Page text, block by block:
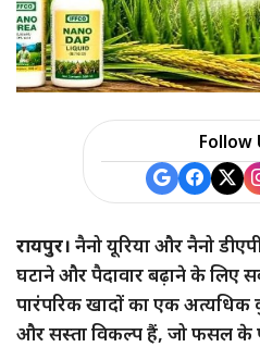
Follow
रायपुर। नैनो यूरिया और नैनो
घटाने और पैदावार बढ़ाने के
पारंपरिक खादों का एक
और सस्ता विकल्प हैं, जो फसल के